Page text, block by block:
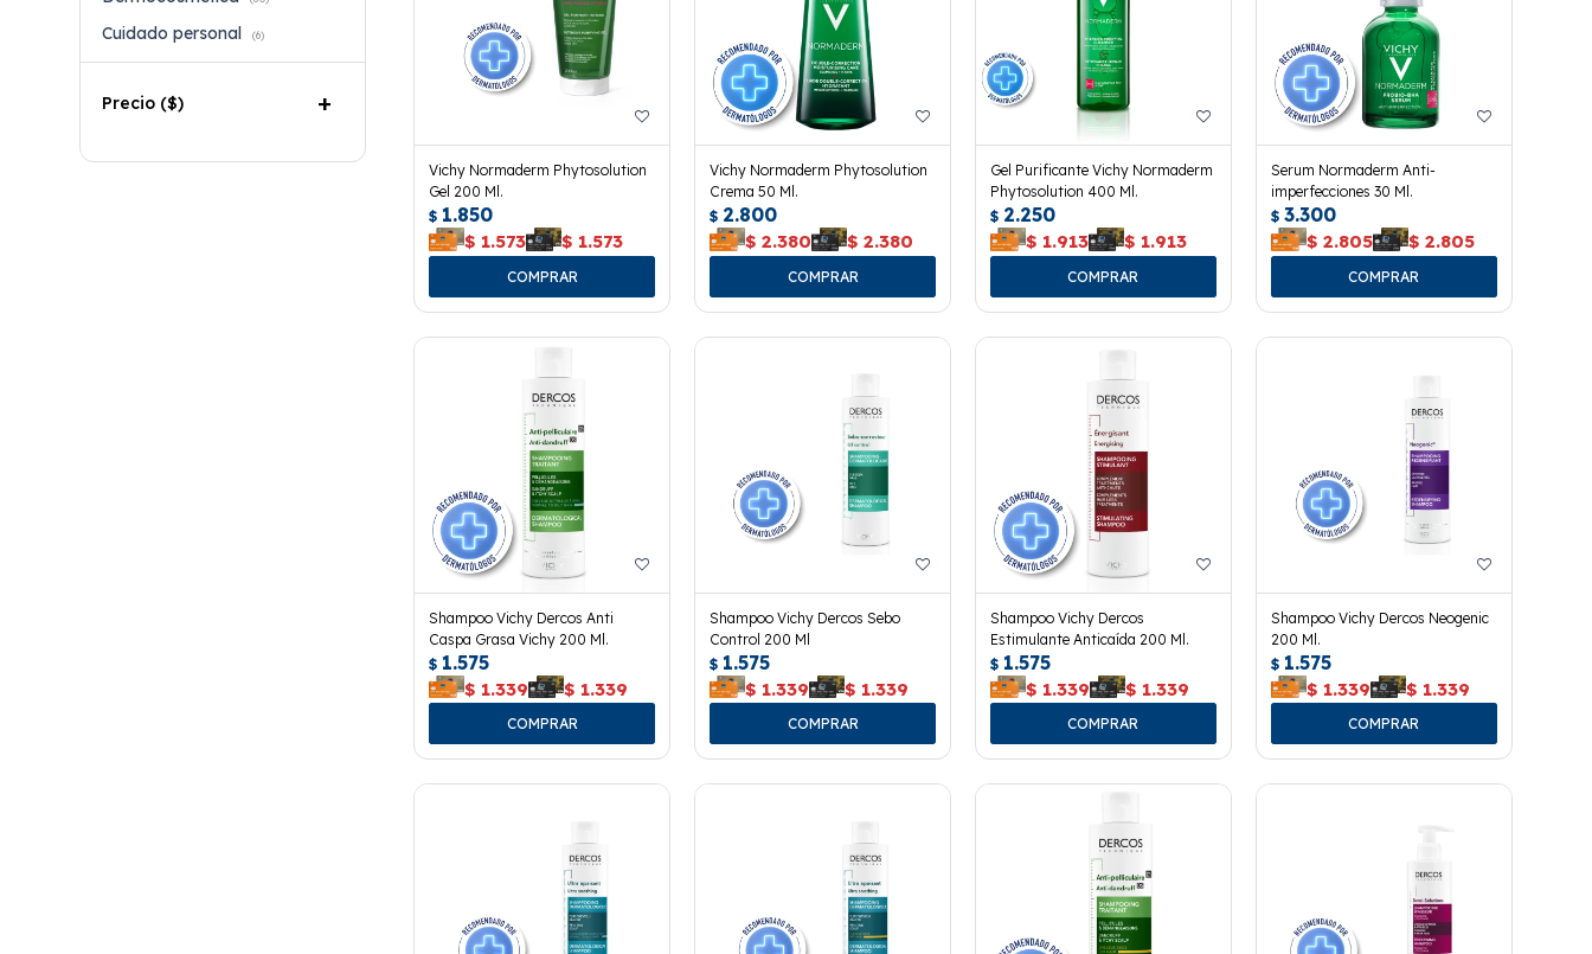
Vichy Normaderm Phytosolution
Gel 200 Ml.
$ 1.850
$ 1.573 $ 1.573
Vichy Normaderm Phytosolution
Crema 50 Ml.
$ 2.800
$ 2.380 $ 2.380
Gel Purificante Vichy Normaderm
Phytosolution 400 Ml.
$ 2.250
$ 1.913 $ 1.913
Serum Normaderm Anti-
imperfecciones 30 Ml.
$ 3.300
$ 2.805 $ 2.805
Shampoo Vichy Dercos Anti
Caspa Grasa Vichy 200 Ml.
$ 1.575
$ 1.339 $ 1.339
Shampoo Vichy Dercos Sebo
Control 200 Ml
$ 1.575
$ 1.339 $ 1.339
Shampoo Vichy Dercos
Estimulante Anticaída 200 Ml.
$ 1.575
$ 1.339 $ 1.339
Shampoo Vichy Dercos Neogenic
200 Ml.
$ 1.575
$ 1.339 $ 1.339
Cuidado personal (6)
Precio ($)